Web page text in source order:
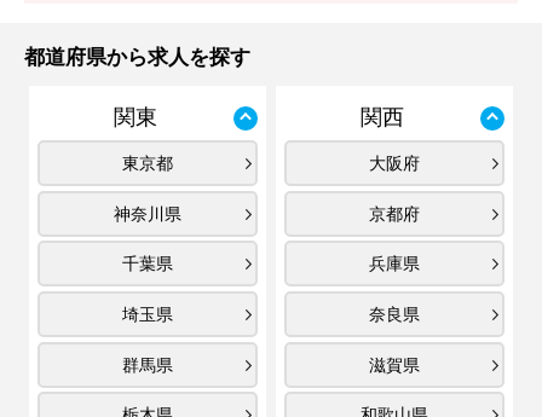
都道府県から求人を探す
関東
東京都
神奈川県
千葉県
埼玉県
群馬県
関西
大阪府
京都府
兵庫県
奈良県
滋賀県